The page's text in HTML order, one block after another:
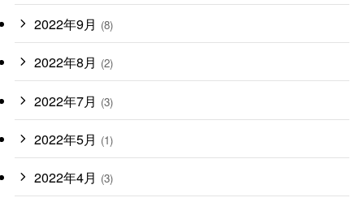
2022年9月 (8)
2022年8月 (2)
2022年7月 (3)
2022年5月 (1)
2022年4月 (3)